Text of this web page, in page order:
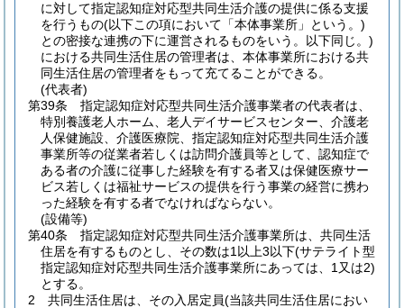
に対して指定認知症対応型共同生活介護の提供に係る支援
を行うもの(以下この項において「本体事業所」という。)
との密接な連携の下に運営されるものをいう。以下同じ。)
における共同生活住居の管理者は、本体事業所における共
同生活住居の管理者をもって充てることができる。
(代表者)
第39条
指定認知症対応型共同生活介護事業者の代表者は、
特別養護老人ホーム、老人デイサービスセンター、介護老
人保健施設、介護医療院、指定認知症対応型共同生活介護
事業所等の従業者若しくは訪問介護員等として、認知症で
ある者の介護に従事した経験を有する者又は保健医療サー
ビス若しくは福祉サービスの提供を行う事業の経営に携わ
った経験を有する者でなければならない。
(設備等)
第40条
指定認知症対応型共同生活介護事業所は、共同生活
住居を有するものとし、その数は1以上3以下(サテライト型
指定認知症対応型共同生活介護事業所にあっては、1又は2)
とする。
2
共同生活住居は、その入居定員(当該共同生活住居におい